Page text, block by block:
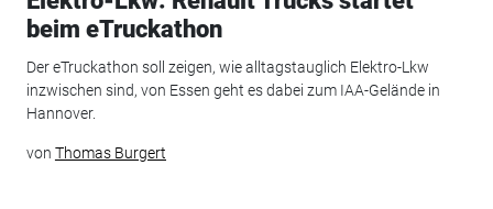
beim eTruckathon
Der eTruckathon soll zeigen, wie alltagstauglich Elektro-Lkw
inzwischen sind, von Essen geht es dabei zum IAA-Gelände in
Hannover.
von Thomas Burgert